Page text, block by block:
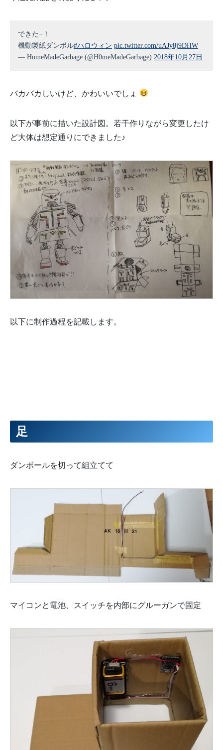
できた−！
機動製紙ダンボル#ハロウィン pic.twitter.com/uAJy8j9DHW
— HomeMadeGarbage (@H0meMadeGarbage) 2018年10月27日
バカバカしいけど、かわいいでしょ
以下が事前に描いた設計図。若干作りながら変更したけ
ど大体は想定通りにできました♪
以下に制作過程を記載します。
足
ダンボールを切って組立てて
マイコンと電池、スイッチを内部にグルーガンで固定